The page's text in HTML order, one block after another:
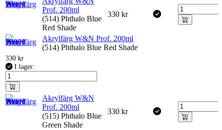
Prof. 200ml
(514) Phthalo Blue
Red Shade
330 kr
Akrylfärg W&N Prof. 200ml
(514) Phthalo Blue Red Shade
330 kr
I lager:
Akrylfärg W&N
Prof. 200ml
(515) Phthalo Blue
Green Shade
330 kr